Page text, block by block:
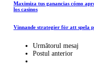
Maximiza tus ganancias cómo
los casinos
Vinnande strategier för att spela
Următorul mesaj
Postul anterior